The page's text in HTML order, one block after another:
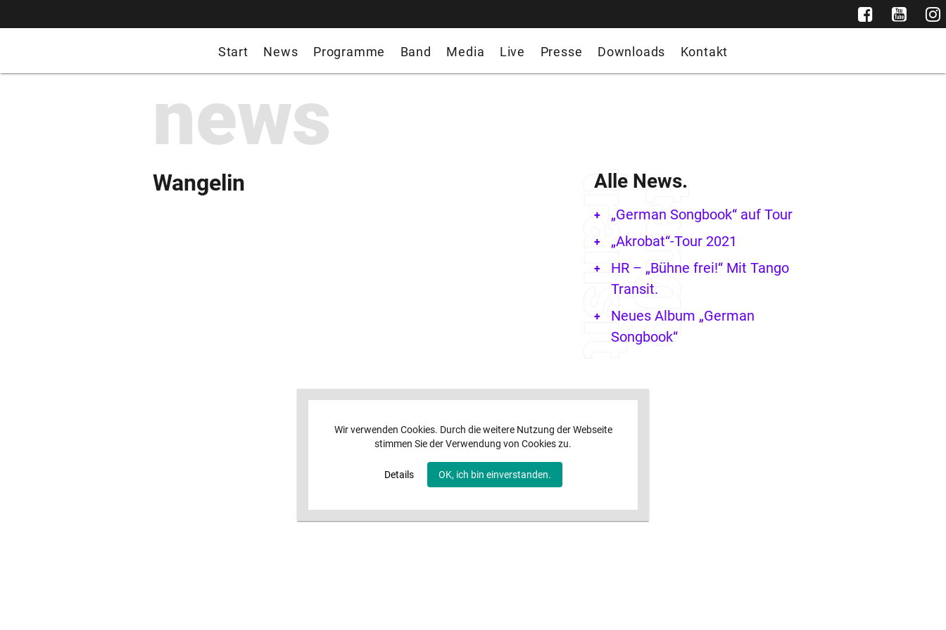
Start News Programme Band Media Live Presse Downloads Kontakt
Wir verwenden Cookies. Durch die weitere Nutzung der Webseite
stimmen Sie der Verwendung von Cookies zu.
Details OK, ich bin einverstanden.
news
Wangelin Alle News.
„German Songbook“ auf Tour
„Akrobat“-Tour 2021
HR – „Bühne frei!“ Mit Tango
Transit.
Neues Album „German
Songbook“